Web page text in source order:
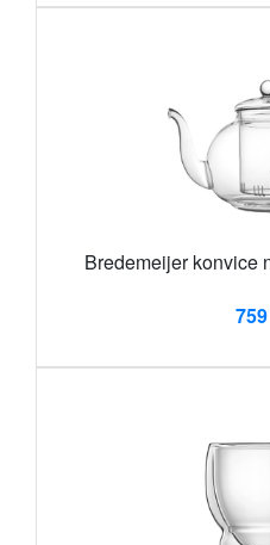
Bredemeijer konvice